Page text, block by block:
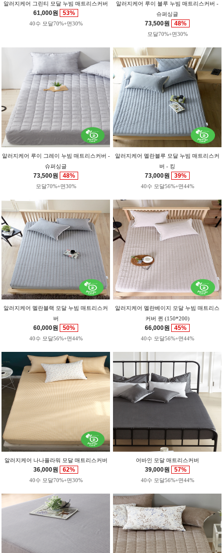
알러지케어 그린티 모달 누빔 매트리스커버
61,000원 53%
40수 모달70%+면30%
알러지케어 루이 블루 누빔 매트리스커버 -
슈퍼싱글
73,500원 48%
모달70%+면30%
알러지케어 루이 그레이 누빔 매트리스커버 -
슈퍼싱글
73,500원 48%
모달70%+면30%
알러지케어 멜란블루 모달 누빔 매트리스커
버 - 킹
73,000원 39%
40수 모달56%+면44%
알러지케어 멜란블랙 모달 누빔 매트리스커
버
60,000원 50%
40수 모달56%+면44%
알러지케어 멜란베이지 모달 누빔 매트리스
커버 퀸 (150*200)
66,000원 45%
40수 모달56%+면44%
알러지케어 나나플라워 모달 매트리스커버
36,000원 62%
40수 모달70%+면30%
어바인 모달 매트리스커버
39,000원 57%
40수 모달56%+면44%